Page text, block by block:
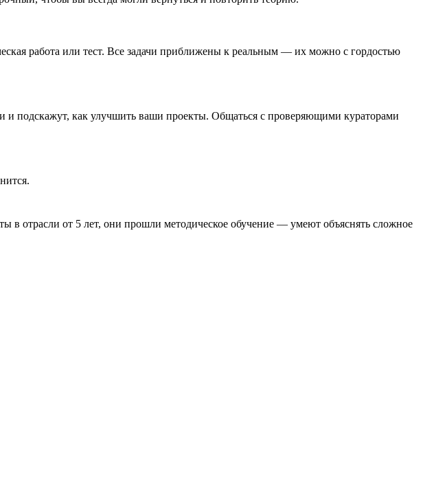
работа или тест. Все задачи приближены к реальным — их можно с гордостью
и подскажут, как улучшить ваши проекты. Общаться с проверяющими кураторами
в отрасли от 5 лет, они прошли методическое обучение — умеют объяснять сложное